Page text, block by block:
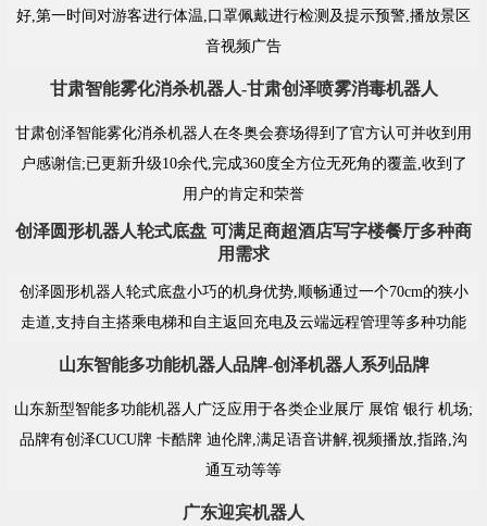
好,第一时间对游客进行体温,口罩佩戴进行检测及提示预警,播放景区
音视频广告
甘肃智能雾化消杀机器人-甘肃创泽喷雾消毒机器人
甘肃创泽智能雾化消杀机器人在冬奥会赛场得到了官方认可并收到用
户感谢信;已更新升级10余代,完成360度全方位无死角的覆盖,收到了
用户的肯定和荣誉
创泽圆形机器人轮式底盘 可满足商超酒店写字楼餐厅多种商
用需求
创泽圆形机器人轮式底盘小巧的机身优势,顺畅通过一个70cm的狭小
走道,支持自主搭乘电梯和自主返回充电及云端远程管理等多种功能
山东智能多功能机器人品牌-创泽机器人系列品牌
山东新型智能多功能机器人广泛应用于各类企业展厅 展馆 银行 机场;
品牌有创泽CUCU牌 卡酷牌 迪伦牌,满足语音讲解,视频播放,指路,沟
通互动等等
广东迎宾机器人